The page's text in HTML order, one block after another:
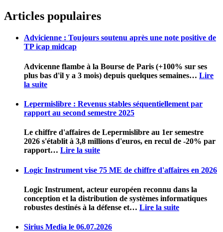
Articles populaires
Advicienne : Toujours soutenu après une note positive de
TP icap midcap
Advicenne flambe à la Bourse de Paris (+100% sur ses
plus bas d'il y a 3 mois) depuis quelques semaines… Lire
la suite
Lepermislibre : Revenus stables séquentiellement par
rapport au second semestre 2025
Le chiffre d'affaires de Lepermislibre au 1er semestre
2026 s'établit à 3,8 millions d'euros, en recul de -20% par
rapport… Lire la suite
Logic Instrument vise 75 ME de chiffre d'affaires en 2026
Logic Instrument, acteur européen reconnu dans la
conception et la distribution de systèmes informatiques
robustes destinés à la défense et… Lire la suite
Sirius Media le 06.07.2026